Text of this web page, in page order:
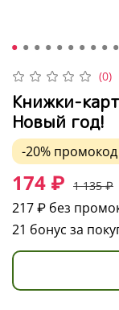
(0)
Книжки-
Новый год!
-20% промокод
174 ₽ 1 135 ₽
217 ₽ без
21 бонус за